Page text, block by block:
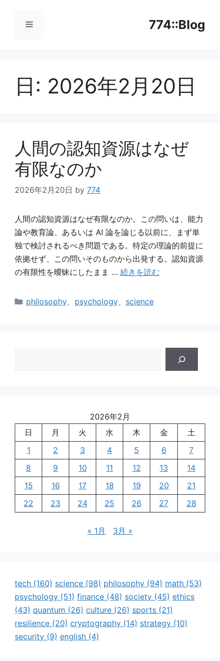
774::Blog
ニ
ー
日: 2026年2月20日
人間の認知資源はなぜ
有限なのか
2026年2月20日 by 774
人間の認知資源はなぜ有限なのか。この問いは、能力
論や教育論、あるいは AI 論を論じる以前に、まず単
独で検討されるべき問題である。特定の理論的前提に
依拠せず、この問いそのものから出発する。認知資源
の有限性を曖昧にしたまま … 続きを読む
カ
philosophy、 psychology、 science
2026年2月
日
月 火 水 木 金
土
1
2 3 4 5 6
7
8
9 10 11 12 13
14
15
16 17 18 19 20
21
22
23 24 25 26 27 28
« 1月 3月 »
tech (160) science (98) philosophy (94) math (53)
psychology (51) finance (48) society (45) ethics
(43) quantum (26) culture (26) sports (21)
resilience (20) cryptography (14) strategy (10)
security (9) english (4)